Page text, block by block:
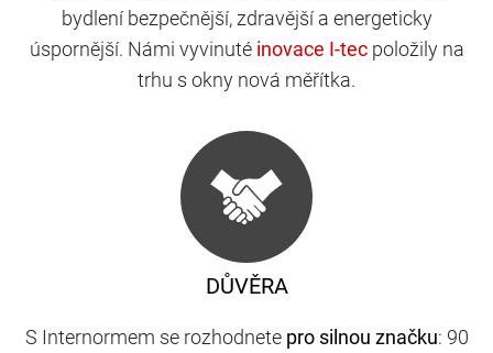
DŮVĚRA
S Internormem se rozhodnete pro silnou značku: 90
bydlení bezpečnější, zdravější a energeticky
úspornější. Námi vyvinuté
položily na
trhu s okny nová měřítka.